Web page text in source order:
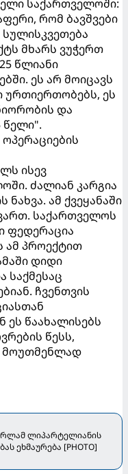
საქართველოში:
რომ ბავშვები
მხარს ვუჭერთ
წლიანი
ეს არ მოიცავს
ეს
და
ოპერაციების
ისევ
ძალიან კარგია
ნახვა. ამ ქვეყანაში
საქართველოს
ფედერაცია
ამ პროექტით
დიდი
საქმესაც
ჩვენთვის
წაახალისებს
წესს,
მოუთმენლად
ლიპარტელიანის
ეხმაურება [PHOTO]